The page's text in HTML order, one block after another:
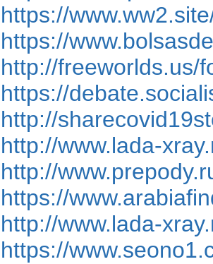
https://
https://
http://freeworlds.us/
https://
http://
http://www.lada-
http://
https://
http://www.lada-
https://